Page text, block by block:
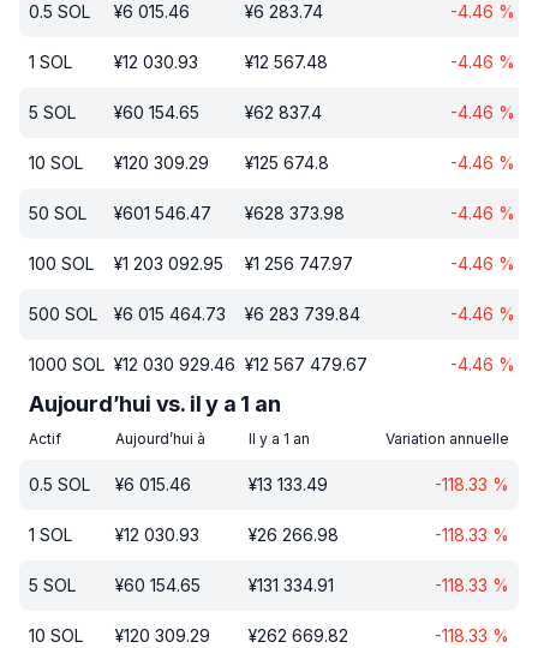
0.5 SOL ¥6 015.46 ¥6 283.74 -4.46 %
1 SOL ¥12 030.93 ¥12 567.48 -4.46 %
5 SOL ¥60 154.65 ¥62 837.4 -4.46 %
10 SOL ¥120 309.29 ¥125 674.8 -4.46 %
50 SOL ¥601 546.47 ¥628 373.98 -4.46 %
100 SOL ¥1 203 092.95 ¥1 256 747.97 -4.46 %
500 SOL ¥6 015 464.73 ¥6 283 739.84 -4.46 %
1000 SOL ¥12 030 929.46 ¥12 567 479.67 -4.46 %
Aujourd’hui vs. il y a 1 an
Actif Aujourd’hui à Il y a 1 an Variation annuelle
0.5 SOL ¥6 015.46 ¥13 133.49 -118.33 %
1 SOL ¥12 030.93 ¥26 266.98 -118.33 %
5 SOL ¥60 154.65 ¥131 334.91 -118.33 %
10 SOL ¥120 309.29 ¥262 669.82 -118.33 %